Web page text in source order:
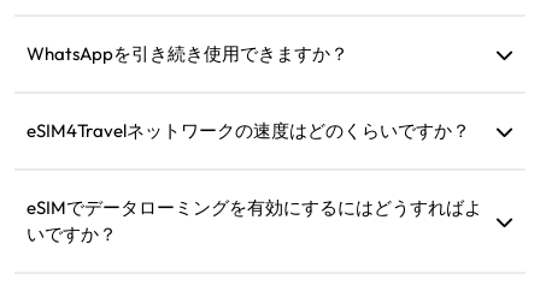
eSIMを確認できます。
WhatsAppを引き続き使用できますか？
す。
eSIM4Travelネットワークの速度はどのくらいですか？
ネットワーク強度は現地の通信事業者によります。
eSIMでデータローミングを有効にするにはどうすればよ
いですか？